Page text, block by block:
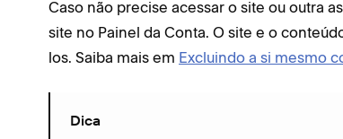
Caso não precise acessar o site ou outra
site no Painel da Conta. O site e o
los. Saiba mais em Excluindo a si mesmo
Dica